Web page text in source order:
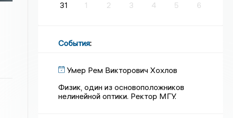
31
1 2 3 4 5 6
События:
Умер Рем Викторович Хохлов
Физик, один из основоположников
нелинейной оптики. Ректор МГУ.